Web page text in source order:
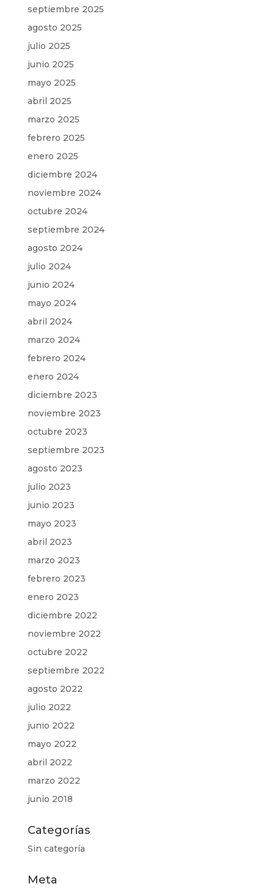
septiembre 2025
agosto 2025
julio 2025
junio 2025
mayo 2025
abril 2025
marzo 2025
febrero 2025
enero 2025
diciembre 2024
noviembre 2024
octubre 2024
septiembre 2024
agosto 2024
julio 2024
junio 2024
mayo 2024
abril 2024
marzo 2024
febrero 2024
enero 2024
diciembre 2023
noviembre 2023
octubre 2023
septiembre 2023
agosto 2023
julio 2023
junio 2023
mayo 2023
abril 2023
marzo 2023
febrero 2023
enero 2023
diciembre 2022
noviembre 2022
octubre 2022
septiembre 2022
agosto 2022
julio 2022
junio 2022
mayo 2022
abril 2022
marzo 2022
junio 2018
Categorías
Sin categoría
Meta